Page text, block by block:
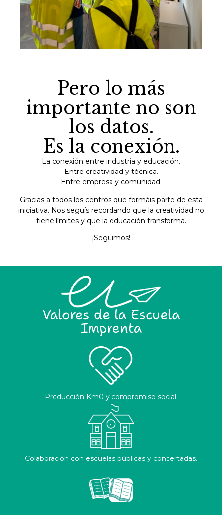
Pero lo más
importante no son
los datos.
Es la conexión.
La conexión entre industria y educación.
Entre creatividad y técnica.
Entre empresa y comunidad.
Gracias a todos los centros que formáis parte de esta
iniciativa. Nos seguís recordando que la creatividad no
tiene límites y que la educación transforma.
¡Seguimos!
Valores de la Escuela
Imprenta
Producción Km0 y compromiso social.
Colaboración con escuelas públicas y concertadas.